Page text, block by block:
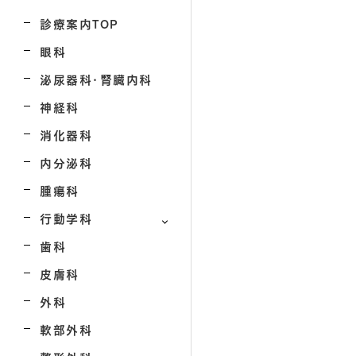
診療案内TOP
眼科
泌尿器科・腎臓内科
神経科
消化器科
内分泌科
腫瘍科
行動学科
歯科
皮膚科
外科
軟部外科